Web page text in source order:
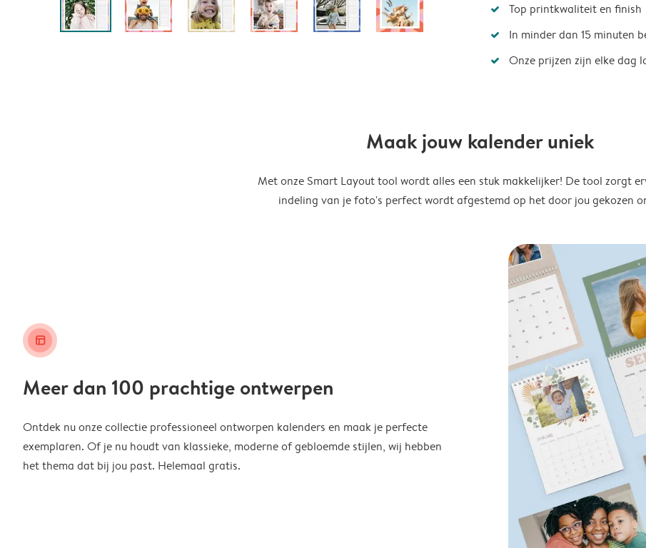
Top printkwaliteit en finish
In minder dan 15 minuten
Onze prijzen zijn elke dag
Maak jouw kalender uniek
Met onze Smart Layout tool wordt alles een stuk makkelijker! De tool zorgt
indeling van je foto's perfect wordt afgestemd op het door jou gekozen
layout_alt
Meer dan 100 prachtige ontwerpen
Ontdek nu onze collectie professioneel ontworpen kalenders en maak je perfecte
exemplaren. Of je nu houdt van klassieke, moderne of gebloemde stijlen, wij hebben
het thema dat bij jou past. Helemaal gratis.